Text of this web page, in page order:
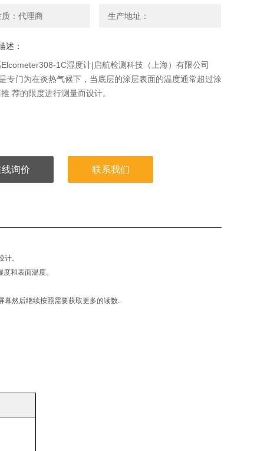
质：代理商 生产地址：
述：
1C湿度计|启航检测科技（上海）有限公司
专门为在炎热气候下，当底层的涂层表面的温度通常超过涂
荐的限度进行测量而设计。
询价 联系我们
。
和表面温度。
幕然后继续按照需要获取更多的读数.